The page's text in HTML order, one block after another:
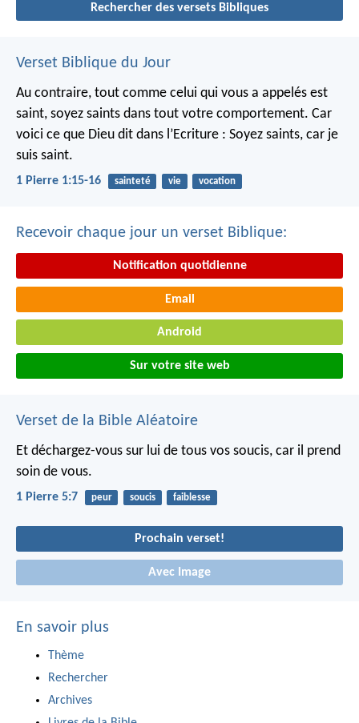
Rechercher des versets Bibliques
Verset Biblique du Jour
Au contraire, tout comme celui qui vous a appelés est
saint, soyez saints dans tout votre comportement. Car
voici ce que Dieu dit dans l’Ecriture : Soyez saints, car je
suis saint.
1 Pierre 1:15-16 sainteté vie vocation
Recevoir chaque jour un verset Biblique:
Notification quotidienne
Email
Android
Sur votre site web
Verset de la Bible Aléatoire
Et déchargez-vous sur lui de tous vos soucis, car il prend
soin de vous.
1 Pierre 5:7 peur soucis faiblesse
Prochain verset!
Avec Image
En savoir plus
Thème
Rechercher
Archives